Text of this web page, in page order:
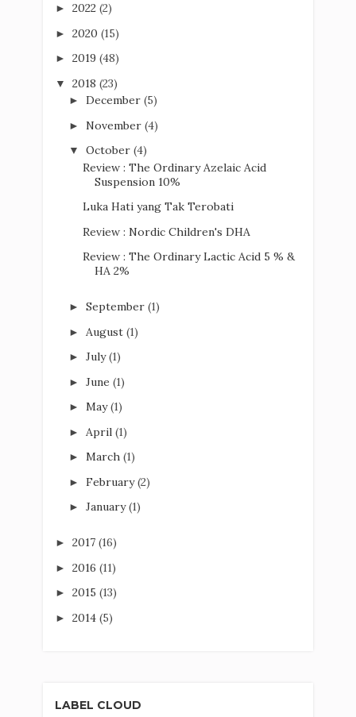
► 2022 (2)
► 2020 (15)
► 2019 (48)
▼ 2018 (23)
► December (5)
► November (4)
▼ October (4)
Review : The Ordinary Azelaic Acid
Suspension 10%
Luka Hati yang Tak Terobati
Review : Nordic Children's DHA
Review : The Ordinary Lactic Acid 5 % &
HA 2%
► September (1)
► August (1)
► July(1)
► June (1)
► May(1)
► April (1)
► March (1)
► February(2)
► January(1)
► 2017 (16)
► 2016 (11)
► 2015 (13)
► 2014 (5)
LABEL CLOUD